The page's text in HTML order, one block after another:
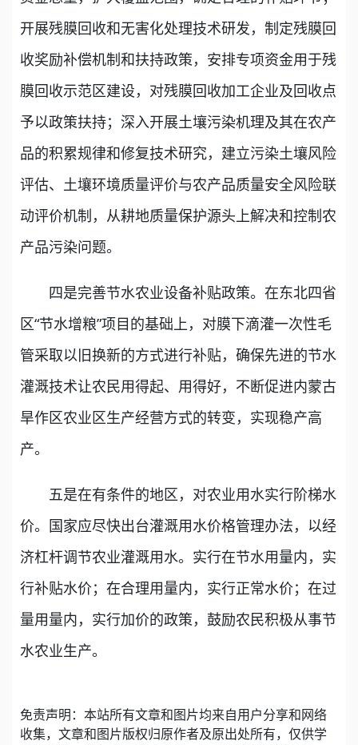
开展残膜回收和无害化处理技术研发，制定残膜回
收奖励补偿机制和扶持政策，安排专项资金用于残
膜回收示范区建设，对残膜回收加工企业及回收点
予以政策扶持；深入开展土壤污染机理及其在农产
品的积累规律和修复技术研究，建立污染土壤风险
评估、土壤环境质量评价与农产品质量安全风险联
动评价机制，从耕地质量保护源头上解决和控制农
产品污染问题。
四是完善节水农业设备补贴政策。在东北四省
区“节水增粮”项目的基础上，对膜下滴灌一次性毛
管采取以旧换新的方式进行补贴，确保先进的节水
灌溉技术让农民用得起、用得好，不断促进内蒙古
旱作区农业区生产经营方式的转变，实现稳产高
产。
五是在有条件的地区，对农业用水实行阶梯水
价。国家应尽快出台灌溉用水价格管理办法，以经
济杠杆调节农业灌溉用水。实行在节水用量内，实
行补贴水价；在合理用量内，实行正常水价；在过
量用量内，实行加价的政策，鼓励农民积极从事节
水农业生产。
免责声明：本站所有文章和图片均来自用户分享和网络
收集，文章和图片版权归原作者及原出处所有，仅供学